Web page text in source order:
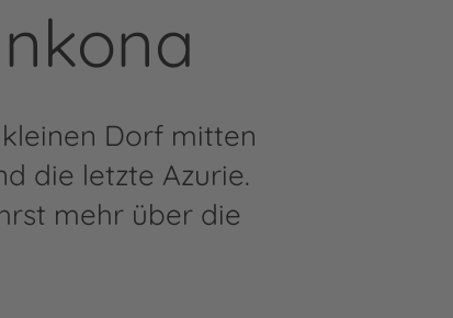
Dorf mitten
die letzte Azurie.
mehr über die